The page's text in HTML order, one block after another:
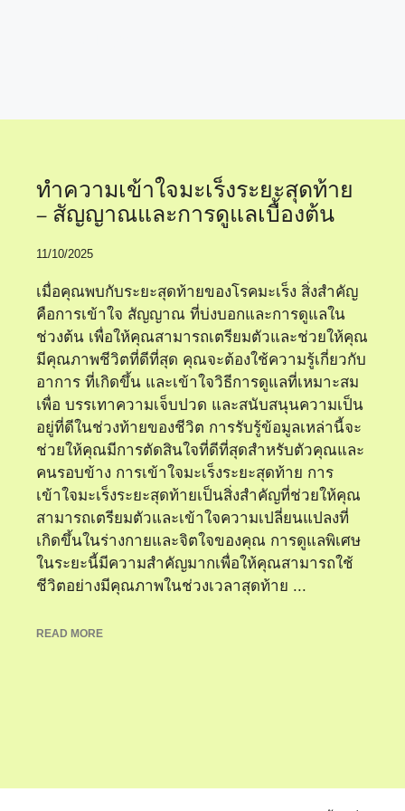
ทำความเข้าใจมะเร็งระยะสุดท้าย
– สัญญาณและการดูแลเบื้องต้น
11/10/2025
เมื่อคุณพบกับระยะสุดท้ายของโรคมะเร็ง สิ่งสำคัญ
คือการเข้าใจ สัญญาณ ที่บ่งบอกและการดูแลใน
ช่วงต้น เพื่อให้คุณสามารถเตรียมตัวและช่วยให้คุณ
มีคุณภาพชีวิตที่ดีที่สุด คุณจะต้องใช้ความรู้เกี่ยวกับ
อาการ ที่เกิดขึ้น และเข้าใจวิธีการดูแลที่เหมาะสม
เพื่อ บรรเทาความเจ็บปวด และสนับสนุนความเป็น
อยู่ที่ดีในช่วงท้ายของชีวิต การรับรู้ข้อมูลเหล่านี้จะ
ช่วยให้คุณมีการตัดสินใจที่ดีที่สุดสำหรับตัวคุณและ
คนรอบข้าง การเข้าใจมะเร็งระยะสุดท้าย การ
เข้าใจมะเร็งระยะสุดท้ายเป็นสิ่งสำคัญที่ช่วยให้คุณ
สามารถเตรียมตัวและเข้าใจความเปลี่ยนแปลงที่
เกิดขึ้นในร่างกายและจิตใจของคุณ การดูแลพิเศษ
ในระยะนี้มีความสำคัญมากเพื่อให้คุณสามารถใช้
ชีวิตอย่างมีคุณภาพในช่วงเวลาสุดท้าย ...
READ MORE